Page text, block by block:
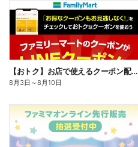
【おトク】お店で使えるクーポン配信中
8月3日 ～8月10日